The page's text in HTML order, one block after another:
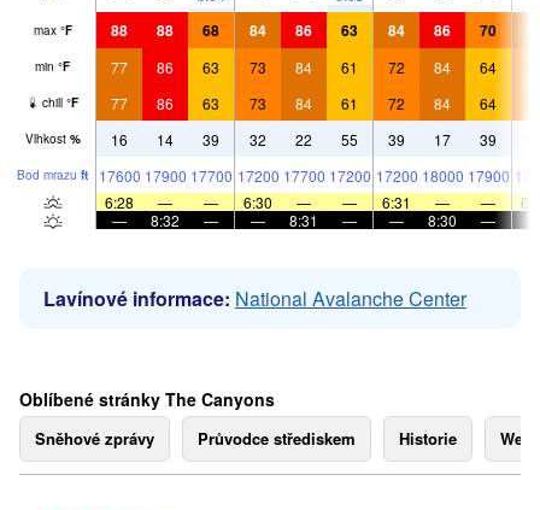
max °F 88 88 68 84 86 63 84 86 70
min °F 77 86 63 73 84 61 72 84 64
chill °F 77 86 63 73 84 61 72 84 64
Vlhkost % 16 14 39 32 22 55 39 17 39
Bod mrazu ft 17600 17900 17700 17200 17700 17200 17200 18000 17900
6:28
— — 6:30 — — 6:31 — —
—
8:32 — — 8:31 — — 8:30 —
Lavínové informace: National Avalanche Center
Oblíbené stránky The Canyons
Sněhové zprávy Průvodce střediskem Historie